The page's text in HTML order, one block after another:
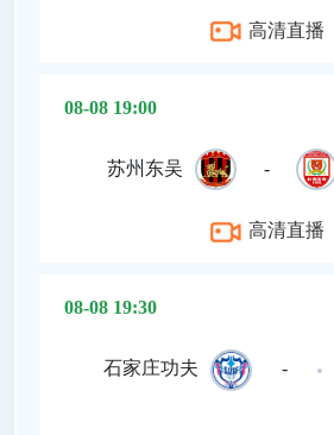
高清直播
08-08 19:00
苏州东吴 -
高清直播
08-08 19:30
石家庄功夫 -